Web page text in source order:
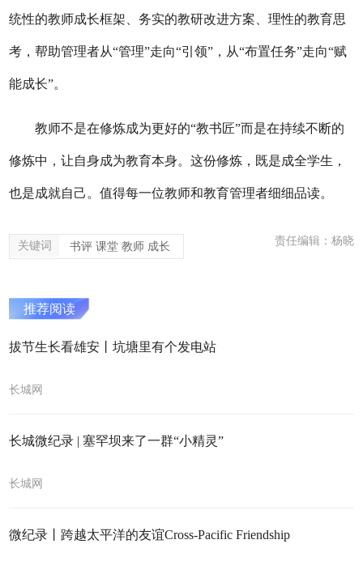
统性的教师成长框架、务实的教研改进方案、理性的教育思
考，帮助管理者从“管理”走向“引领”，从“布置任务”走向“赋
能成长”。
教师不是在修炼成为更好的“教书匠”而是在持续不断的
修炼中，让自身成为教育本身。这份修炼，既是成全学生，
也是成就自己。值得每一位教师和教育管理者细细品读。
关键词 书评 课堂 教师 成长 责任编辑：杨晓
推荐阅读
拔节生长看雄安丨坑塘里有个发电站
长城网
长城微纪录 | 塞罕坝来了一群“小精灵”
长城网
微纪录丨跨越太平洋的友谊Cross-Pacific Friendship